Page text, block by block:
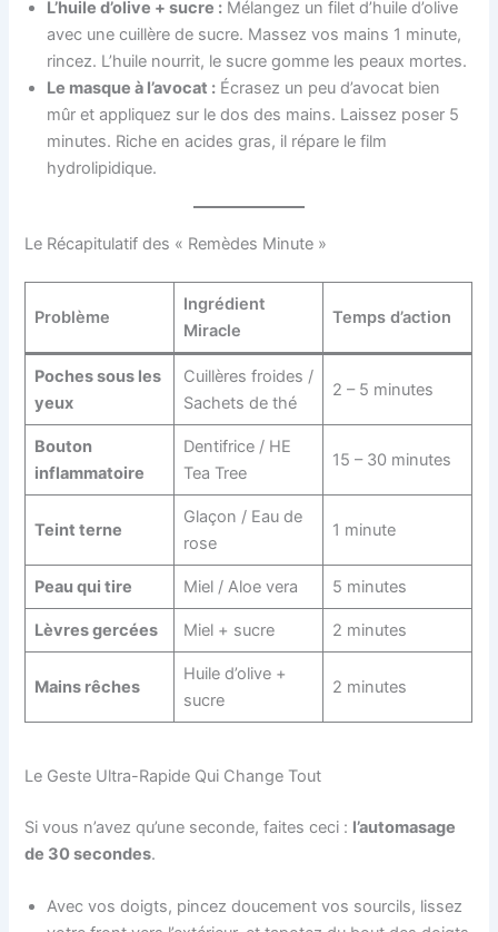
L’huile d’olive + sucre : Mélangez un filet d’huile d’olive
avec une cuillère de sucre. Massez vos mains 1 minute,
rincez. L’huile nourrit, le sucre gomme les peaux mortes.
Le masque à l’avocat : Écrasez un peu d’avocat bien
mûr et appliquez sur le dos des mains. Laissez poser 5
minutes. Riche en acides gras, il répare le film
hydrolipidique.
Le Récapitulatif des « Remèdes Minute »
Problème
Ingrédient
Miracle
Temps d’action
Poches sous les
yeux
Cuillères froides /
Sachets de thé
2 – 5 minutes
Bouton
inflammatoire
Dentifrice / HE
Tea Tree
15 – 30 minutes
Teint terne
Glaçon / Eau de
rose
1 minute
Peau qui tire Miel / Aloe vera 5 minutes
Lèvres gercées Miel + sucre 2 minutes
Mains rêches
Huile d’olive +
sucre
2 minutes
Le Geste Ultra-Rapide Qui Change Tout
Si vous n’avez qu’une seconde, faites ceci : l’automasage
de 30 secondes.
Avec vos doigts, pincez doucement vos sourcils, lissez